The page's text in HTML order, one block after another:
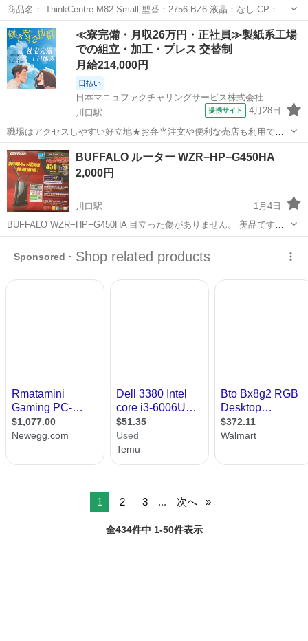
商品名： ThinkCentre M82 Small 型番：2756-BZ6 液晶：なし CP：
UCore-i5 3470 (3.2GHz) メモリ： 16 GB コア数：4 ハードディスク：
500 GB 光学ドライブ：D...
埼玉 川口市 川口駅 デスクトップパソコン
デスクトップ
≪寮完備・月収26万円・正社員≫製紙系工場
での組立・加工・プレス 交替制
月給214,000円
日払い
日本マニュファクチャリングサービス株式会社
川口駅
提携サイト 4月28日
職場はアクセスしやすい好立地★お弁当注文や便利な売店も利用でき
ます！土日休みでオフも充実♪年間休日125日、各休暇アリ◎20～30代
男女が活躍中 人気の工場のお仕事/sai250924 ★機械設備オペレーター
業務及び付帯業...
埼玉 川口市 その他
BUFFALO ルーター WZR−HP−G450HA
2,000円
川口駅
1月4日
BUFFALO WZR−HP−G450HA 目立った傷がありません。 美品です。
説明書CDセット揃います。 動作確認済みです。 出荷時設定値に戻り
ました。 https://www.buffalo.jp/pro...
1 2 3 ... 次へ
全434件中 1-50件表示